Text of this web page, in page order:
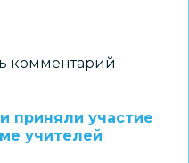
комментарий
приняли участие
учителей